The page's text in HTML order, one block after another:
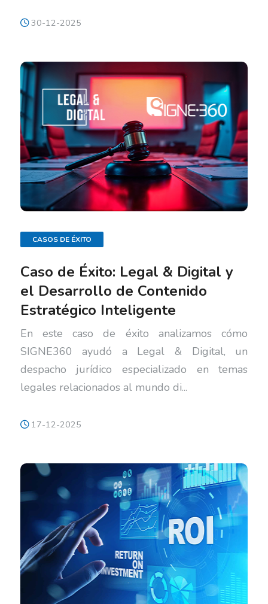
30-12-2025
CASOS DE ÉXITO
Caso de Éxito: Legal & Digital y
el Desarrollo de Contenido
Estratégico Inteligente
En este caso de éxito analizamos cómo
SIGNE360 ayudó a Legal & Digital, un
despacho jurídico especializado en temas
legales relacionados al mundo di...
17-12-2025